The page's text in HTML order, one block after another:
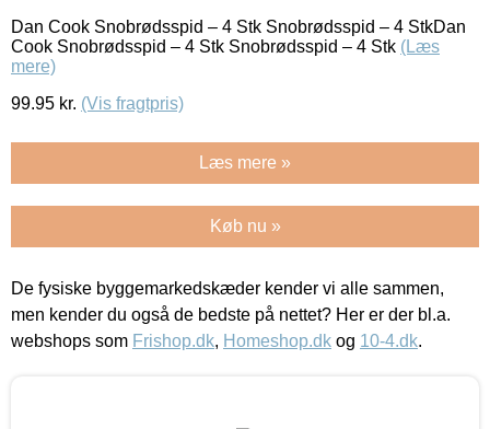
Dan Cook Snobrødsspid – 4 Stk Snobrødsspid – 4 StkDan
Cook Snobrødsspid – 4 Stk Snobrødsspid – 4 Stk (Læs
mere)
99.95 kr. (Vis fragtpris)
Læs mere »
Køb nu »
De fysiske byggemarkedskæder kender vi alle sammen,
men kender du også de bedste på nettet? Her er der bl.a.
webshops som Frishop.dk, Homeshop.dk og 10-4.dk.